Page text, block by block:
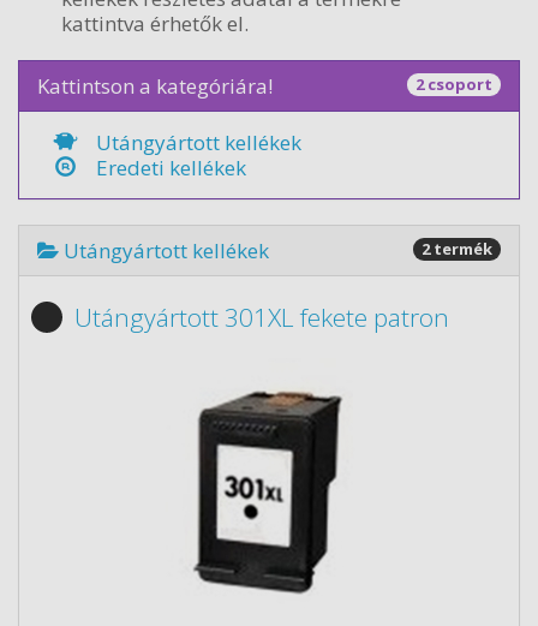
kattintva érhetők el.
Kattintson a kategóriára! 2 csoport
Utángyártott kellékek
Eredeti kellékek
Utángyártott kellékek 2 termék
Utángyártott 301XL fekete patron